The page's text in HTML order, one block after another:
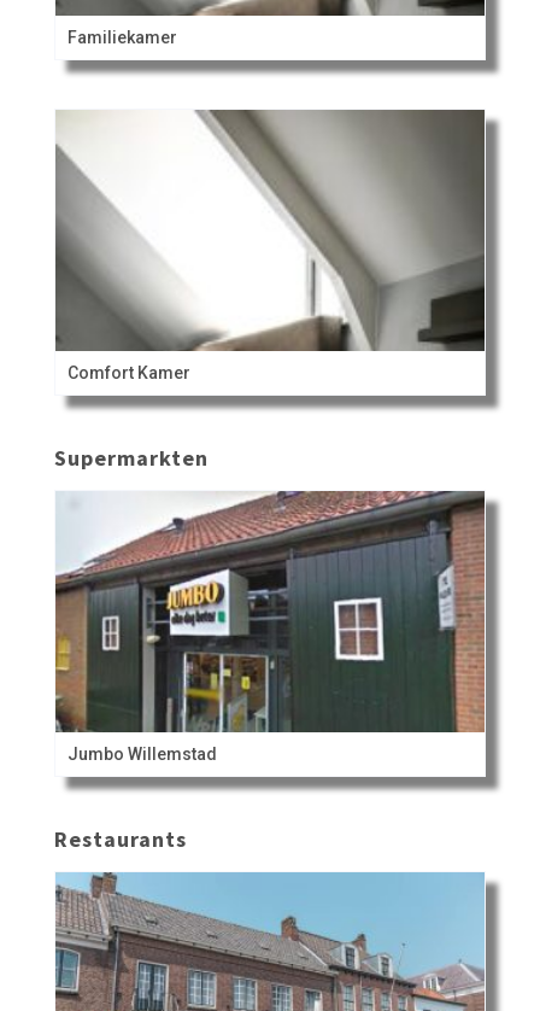
Familiekamer
Comfort Kamer
Supermarkten
Jumbo Willemstad
Restaurants